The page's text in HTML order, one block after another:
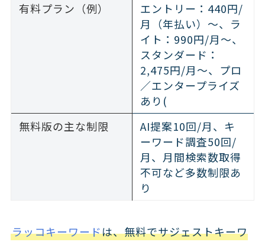
有料プラン（例）
エントリー：440円/
月（年払い）～、ラ
イト：990円/月～、
スタンダード：
2,475円/月～、プロ
／エンタープライズ
あり(
無料版の主な制限
AI提案10回/月、キ
ーワード調査50回/
月、月間検索数取得
不可など多数制限あ
り
ラッコキーワードは、無料でサジェストキーワ